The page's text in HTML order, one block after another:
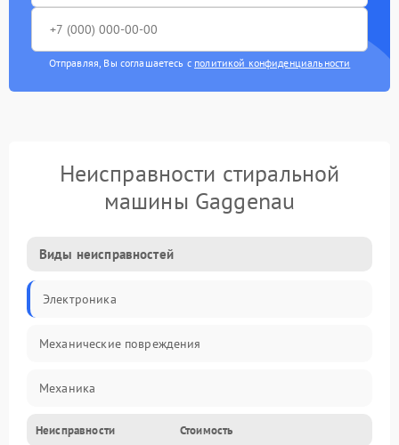
Отправляя, Вы соглашаетесь с политикой конфиденциальности
Неисправности стиральной
машины Gaggenau
Виды неисправностей
Электроника
Механические повреждения
Механика
Электропитание
Неисправности Стоимость